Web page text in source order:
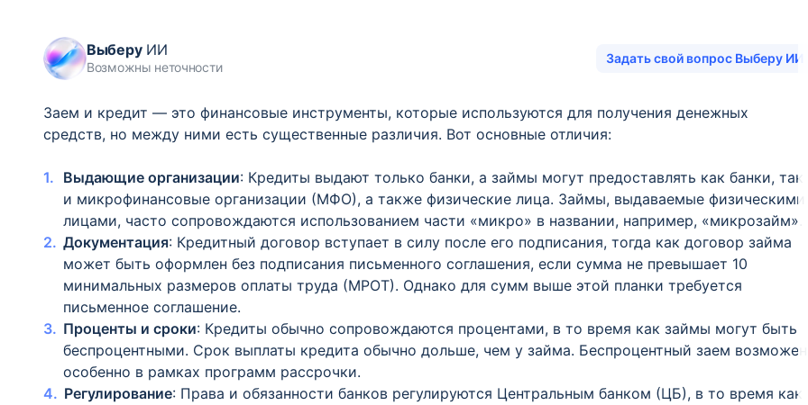
ВыберуИИ
Возможны неточности
Задать свой вопрос Выберу ИИ
Заем и кредит — это финансовые инструменты, которые используются для получения денежных
средств, но между ними есть существенные различия. Вот основные отличия:
Выдающие организации: Кредиты выдают только банки, а займы могут предоставлять как банки, так
и микрофинансовые организации (МФО), а также физические лица. Займы, выдаваемые физическими
лицами, часто сопровождаются использованием части «микро» в названии, например, «микрозайм».
Документация: Кредитный договор вступает в силу после его подписания, тогда как договор займа
может быть оформлен без подписания письменного соглашения, если сумма не превышает 10
минимальных размеров оплаты труда (МРОТ). Однако для сумм выше этой планки требуется
письменное соглашение.
Проценты и сроки: Кредиты обычно сопровождаются процентами, в то время как займы могут быть
беспроцентными. Срок выплаты кредита обычно дольше, чем у займа. Беспроцентный заем
особенно в рамках программ рассрочки.
Регулирование: Права и обязанности банков регулируются Центральным банком (ЦБ), в то время как